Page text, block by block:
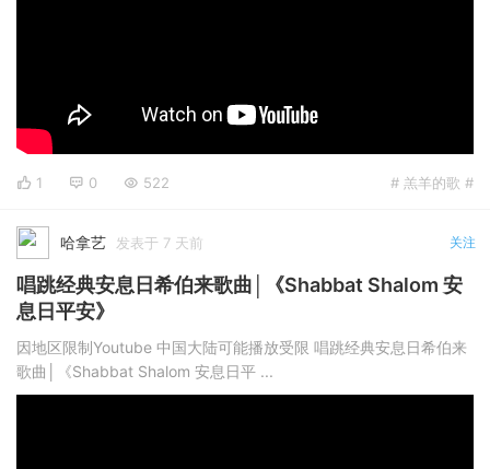
1 0 522 # 羔羊的歌 #
哈拿艺 发表于 7 天前 关注
唱跳经典安息日希伯来歌曲│《Shabbat Shalom 安
息日平安》
因地区限制Youtube 中国大陆可能播放受限 唱跳经典安息日希伯来
歌曲│《Shabbat Shalom 安息日平 ...